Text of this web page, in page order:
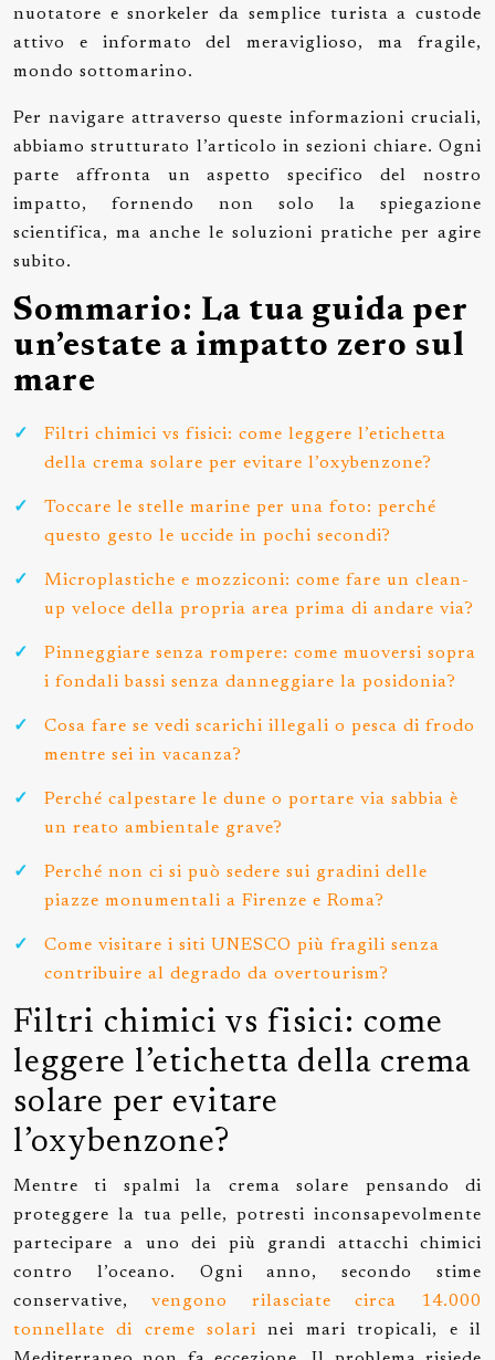
nuotatore e snorkeler da semplice turista a custode
attivo e informato del meraviglioso, ma fragile,
mondo sottomarino.
Per navigare attraverso queste informazioni cruciali,
abbiamo strutturato l’articolo in sezioni chiare. Ogni
parte affronta un aspetto specifico del nostro
impatto, fornendo non solo la spiegazione
scientifica, ma anche le soluzioni pratiche per agire
subito.
Sommario: La tua guida per
un’estate a impatto zero sul
mare
Filtri chimici vs fisici: come leggere l’etichetta
della crema solare per evitare l’oxybenzone?
Toccare le stelle marine per una foto: perché
questo gesto le uccide in pochi secondi?
Microplastiche e mozziconi: come fare un clean-
up veloce della propria area prima di andare via?
Pinneggiare senza rompere: come muoversi sopra
i fondali bassi senza danneggiare la posidonia?
Cosa fare se vedi scarichi illegali o pesca di frodo
mentre sei in vacanza?
Perché calpestare le dune o portare via sabbia è
un reato ambientale grave?
Perché non ci si può sedere sui gradini delle
piazze monumentali a Firenze e Roma?
Come visitare i siti UNESCO più fragili senza
contribuire al degrado da overtourism?
Filtri chimici vs fisici: come
leggere l’etichetta della crema
solare per evitare
l’oxybenzone?
Mentre ti spalmi la crema solare pensando di
proteggere la tua pelle, potresti inconsapevolmente
partecipare a uno dei più grandi attacchi chimici
contro l’oceano. Ogni anno, secondo stime
conservative,vengono rilasciate circa 14.000
tonnellate di creme solari nei mari tropicali, e il